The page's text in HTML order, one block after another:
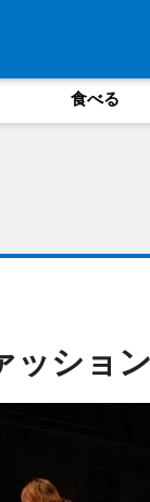
食べる
ッショ